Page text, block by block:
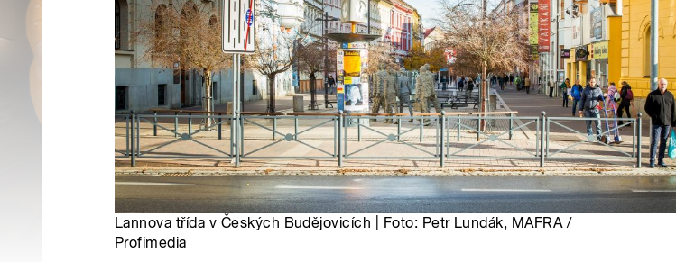
Lannova třída v Českých Budějovicích | Foto: Petr Lundák, MAFRA /
Profimedia